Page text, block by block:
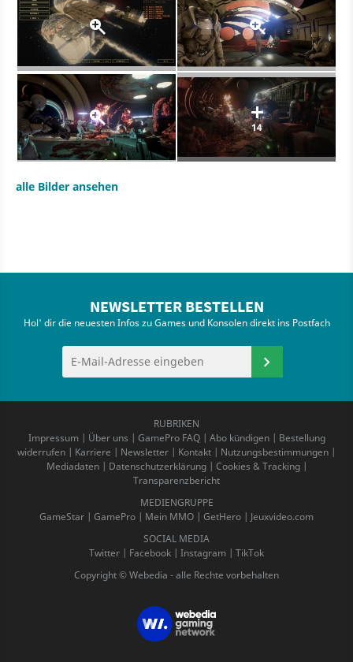
14
alle Bilder ansehen
NEWSLETTER BESTELLEN
Hol' dir die neuesten Infos zu Games und Konsolen direkt ins Postfach
RUBRIKEN
Impressum| Über uns | GamePro FAQ| Abo kündigen| Bestellung
widerrufen | Karriere | Newsletter | Kontakt | Nutzungsbestimmungen |
Mediadaten| Datenschutzerklärung| Cookies & Tracking|
Transparenzbericht
MEDIENGRUPPE
GameStar | GamePro | Mein MMO | GetHero | Jeuxvideo.com
SOCIAL MEDIA
Twitter | Facebook | Instagram | TikTok
Copyright © Webedia - alle Rechte vorbehalten